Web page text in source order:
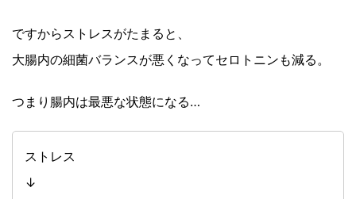
ですからストレスがたまると、
大腸内の細菌バランスが悪くなってセロトニンも減る。
つまり腸内は最悪な状態になる…
ストレス
↓